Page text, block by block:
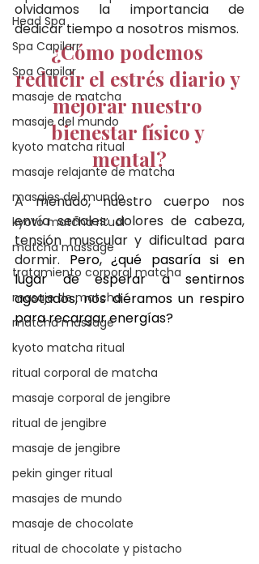
Head Spa
Spa Capilarr
Spa Capilar
masaje de matcha
masaje del mundo
kyoto matcha ritual
masaje relajante de matcha
masajes del mundo
kyoto matcha ritual
matcha massage
tratamiento corporal matcha
masaje de matcha
matcha massage
kyoto matcha ritual
ritual corporal de matcha
masaje corporal de jengibre
ritual de jengibre
masaje de jengibre
pekin ginger ritual
masajes de mundo
masaje de chocolate
ritual de chocolate y pistacho
olvidamos la importancia de
dedicar tiempo a nosotros mismos.
¿Cómo podemos
reducir el estrés diario y
mejorar nuestro
bienestar físico y
mental?
A menudo, nuestro cuerpo nos
envía señales: dolores de cabeza,
tensión muscular y dificultad para
dormir. Pero, ¿qué pasaría si en
lugar de esperar a sentirnos
agotados, nos diéramos un respiro
para recargar energías?